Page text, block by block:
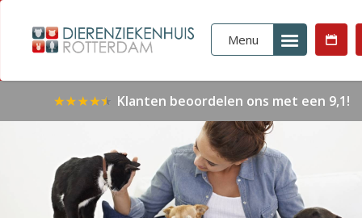
Klanten beoordelen ons met een 9,1!
Menu